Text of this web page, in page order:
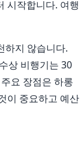
시작합니다. 여행
하지 않습니다.
상 비행기는 30
요 장점은 하롱
이 중요하고 예산